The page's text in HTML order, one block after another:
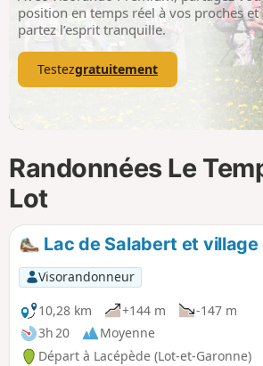
position en temps réel à vos proches et
partez l’esprit tranquille.
Testezgratuitement
Randonnées Le
Lot
Lac de Salabert et
Visorandonneur
10,28 km
+144 m
-147 m
3h 20
Moyenne
Départ à Lacépède (Lot-et-Garonne)